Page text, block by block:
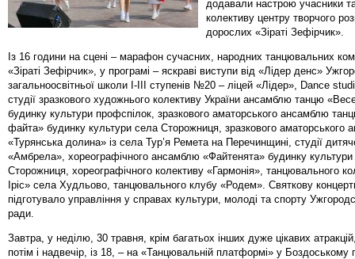
додавали настрою учасники
колективу центру творчого
дорослих «Зіраті Зефірчик».
Із 16 години на сцені – марафон сучасних, народних танцювальних
«Зіраті Зефірчик», у програмі – яскраві виступи від «Лідер денс»
загальноосвітньої школи І-ІІІ ступенів №20 – ліцей «Лідер», Dance
студії зразкового художнього колективу України ансамблю танцю
будинку культури профспілок, зразкового аматорського ансамблю
файта» будинку культури села Сторожниця, зразкового аматорського
«Турянська долина» із села Тур’я Ремета на Перечинщині, студії
«Амбрела», хореографічного ансамблю «Файтенята» будинку
Сторожниця, хореографічного колективу «Гармонія», танцювального
Іріс» села Худльово, танцювального клубу «Родем». Святкову
підготувало управління у справах культури, молоді та спорту
ради.
Завтра, у неділю, 30 травня, крім багатьох інших дуже цікавих
потім і надвечір, із 18, – на «Танцювальній платформі» у Боздоському